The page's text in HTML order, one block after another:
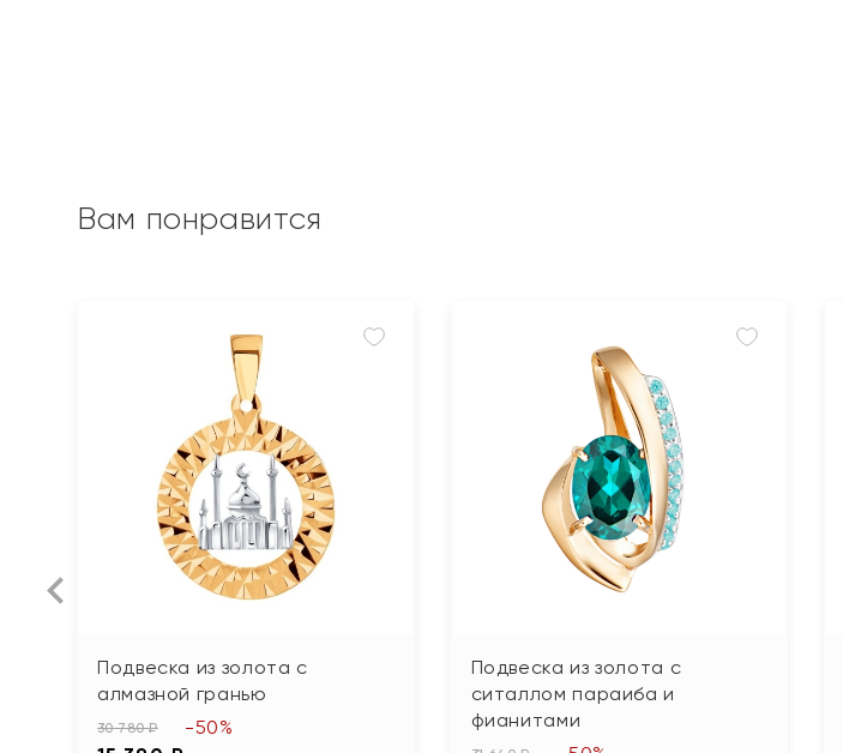
Вам понравится
Подвеска из золота с
алмазной гранью
30 780 ₽ -50%
Подвеска из золота с
ситаллом параиба и
фианитами